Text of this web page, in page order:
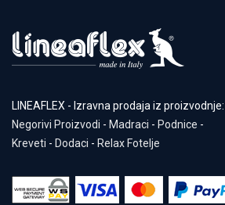
LINEAFLEX - Izravna prodaja iz proizvodnje:
Negorivi Proizvodi - Madraci - Podnice -
Kreveti - Dodaci - Relax Fotelje